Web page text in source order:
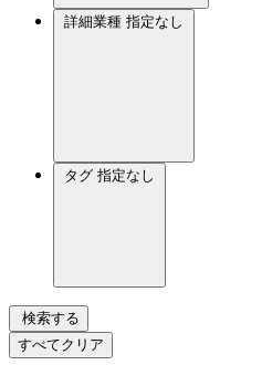
詳細業種 指定なし
タグ 指定なし
検索する
すべてクリア